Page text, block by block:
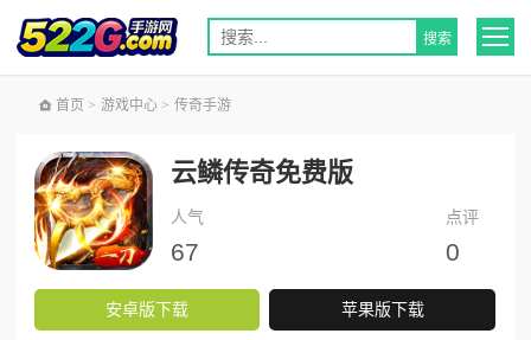
首页 > 游戏中心 > 传奇手游
云鳞传奇免费版
人气
67
点评
0
安卓版下载 苹果版下载